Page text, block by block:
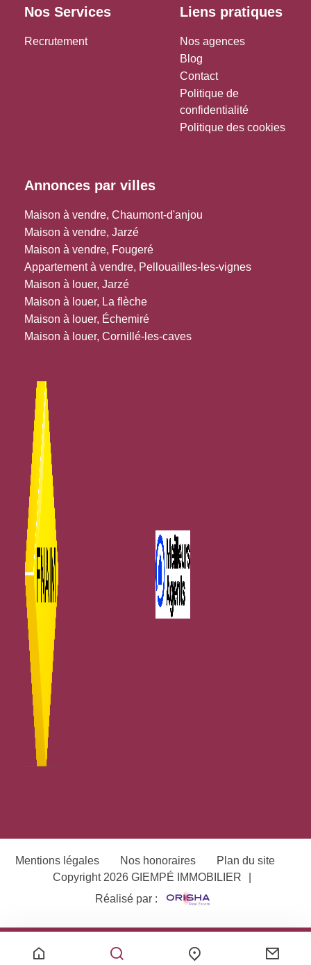
Nos Services
Recrutement
Liens pratiques
Nos agences
Blog
Contact
Politique de
confidentialité
Politique des cookies
Annonces par villes
Maison à vendre, Chaumont-d'anjou
Maison à vendre, Jarzé
Maison à vendre, Fougeré
Appartement à vendre, Pellouailles-les-vignes
Maison à louer, Jarzé
Maison à louer, La flèche
Maison à louer, Échemiré
Maison à louer, Cornillé-les-caves
Mentions légales Nos honoraires
Plan du site
Copyright 2026 GIEMPÉ IMMOBILIER
Réalisé par :